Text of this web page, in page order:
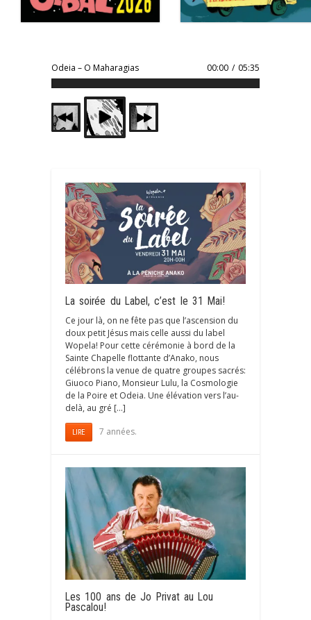
Odeia – O Maharagias 05:35
/
00:00
La soirée du Label, c’est le 31 Mai!
Ce jour là, on ne fête pas que l’ascension du
doux petit Jésus mais celle aussi du label
Wopela! Pour cette cérémonie à bord de la
Sainte Chapelle flottante d’Anako, nous
célébrons la venue de quatre groupes sacrés:
Giuoco Piano, Monsieur Lulu, la Cosmologie
de la Poire et Odeia. Une élévation vers l’au-
delà, au gré […]
LIRE 7 années.
Les 100 ans de Jo Privat au Lou
Pascalou!